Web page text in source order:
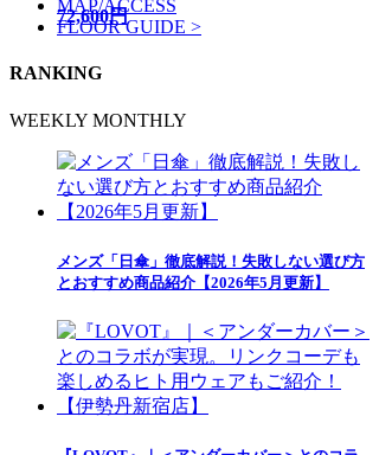
72,600円
MAP/ACCESS
FLOOR GUIDE >
RANKING
WEEKLY MONTHLY
メンズ「日傘」徹底解説！失敗しない選び方
とおすすめ商品紹介【2026年5月更新】